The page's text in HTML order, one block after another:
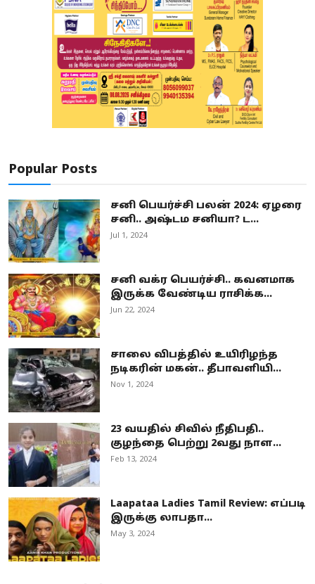
Popular Posts
சனி பெயர்ச்சி பலன் 2024: ஏழரை
சனி.. அஷ்டம சனியா? ட...
Jul 1, 2024
சனி வக்ர பெயர்ச்சி.. கவனமாக
இருக்க வேண்டிய ராசிக்க...
Jun 22, 2024
சாலை விபத்தில் உயிரிழந்த
நடிகரின் மகன்.. தீபாவளியி...
Nov 1, 2024
23 வயதில் சிவில் நீதிபதி..
குழந்தை பெற்று 2வது நாள...
Feb 13, 2024
Laapataa Ladies Tamil Review: எப்படி
இருக்கு லாபதா...
May 3, 2024